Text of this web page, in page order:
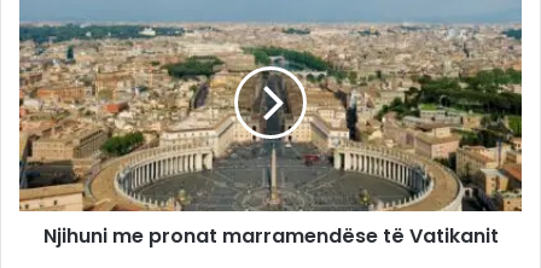
Njihuni me pronat marramendëse të Vatikanit